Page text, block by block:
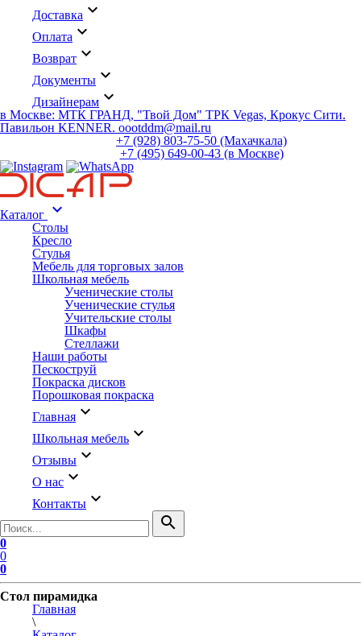
Доставка keyboard_arrow_down
Оплата keyboard_arrow_down
Возврат keyboard_arrow_down
Документы keyboard_arrow_down
Дизайнерам keyboard_arrow_down
в Москве: МТК ГРАНД, "Твой Дом" ТРК Vegas, Крокус Сити.
Павильон KENNER. oootddm@mail.ru
+7 (928) 803-75-50 (Махачкала)
+7 (495) 649-00-43 (в Москве)
Каталог keyboard_arrow_down
Столы
Кресло
Стулья
Мебель для торговых залов
Школьная мебель
Ученические столы
Ученические стулья
Учительские столы
Шкафы
Стеллажи
Наши работы
Пескоструй
Покраска дисков
Порошковая покраска
Главная keyboard_arrow_down
Школьная мебель keyboard_arrow_down
Отзывы keyboard_arrow_down
О нас keyboard_arrow_down
Контакты keyboard_arrow_down
search
0
0
0
Стол пирамидка
Главная
\